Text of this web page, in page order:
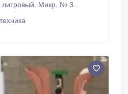
80 литровый. Микр. № 3..